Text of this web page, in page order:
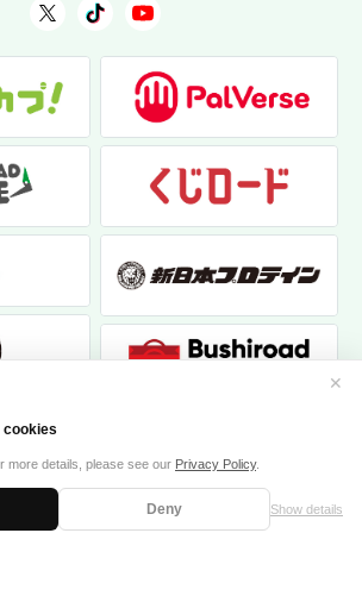
cookies
more details, please see our Privacy Policy.
Deny Show details
✕